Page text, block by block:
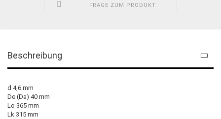
FRAGE ZUM PRODUKT
Beschreibung
d 4,6 mm
De (Da) 40 mm
Lo 365 mm
Lk 315 mm